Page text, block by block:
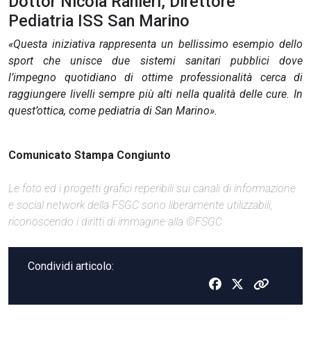
Pediatria ISS San Marino
«Questa iniziativa rappresenta un bellissimo esempio dello
sport che unisce due sistemi sanitari pubblici dove
l’impegno quotidiano di ottime professionalità cerca di
raggiungere livelli sempre più alti nella qualità delle cure. In
quest’ottica, come pediatria di San Marino».
Comunicato Stampa Congiunto
Le foto ed i progetti grafici reperibili sui canali di informazione
e social network della FSGC sono liberamente utilizzabili,
riconoscendo i diritti di immagine alla ©FSGC
Condividi articolo: